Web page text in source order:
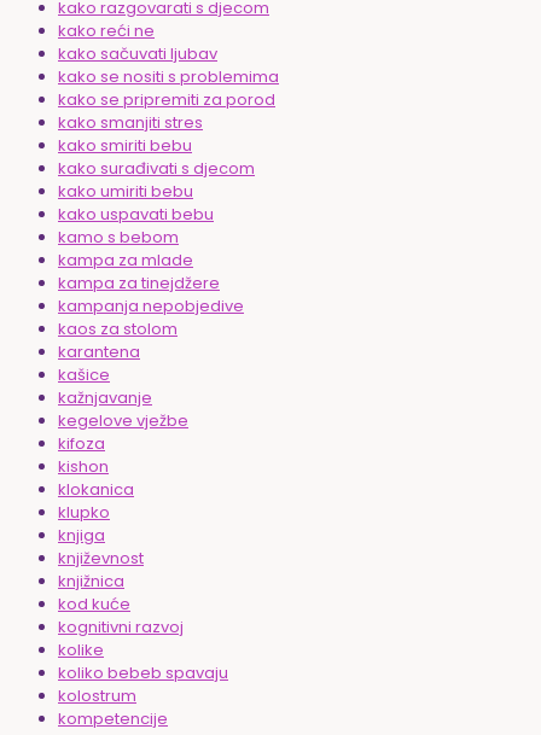
kako razgovarati s djecom
kako reći ne
kako sačuvati ljubav
kako se nositi s problemima
kako se pripremiti za porod
kako smanjiti stres
kako smiriti bebu
kako surađivati s djecom
kako umiriti bebu
kako uspavati bebu
kamo s bebom
kampa za mlade
kampa za tinejdžere
kampanja nepobjedive
kaos za stolom
karantena
kašice
kažnjavanje
kegelove vježbe
kifoza
kishon
klokanica
klupko
knjiga
književnost
knjižnica
kod kuće
kognitivni razvoj
kolike
koliko bebeb spavaju
kolostrum
kompetencije